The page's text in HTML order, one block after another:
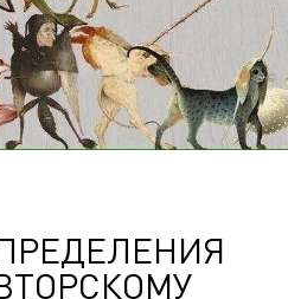
РЕДЕЛЕНИЯ
ТОРСКОМУ